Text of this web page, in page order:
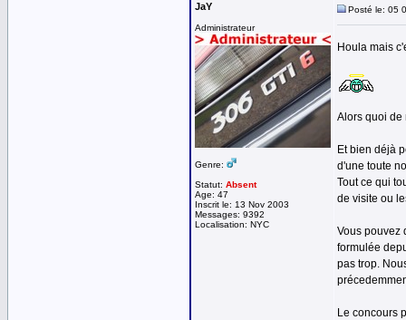
JaY
Administrateur
Genre:
Statut: Absent
Age: 47
Inscrit le: 13 Nov 2003
Messages: 9392
Localisation: NYC
Posté le: 05
Houla mais
Alors quoi de
Et bien déjà
d'une toute
Tout ce qui
de visite ou
Vous pouvez
formulée
pas trop.
Le concours